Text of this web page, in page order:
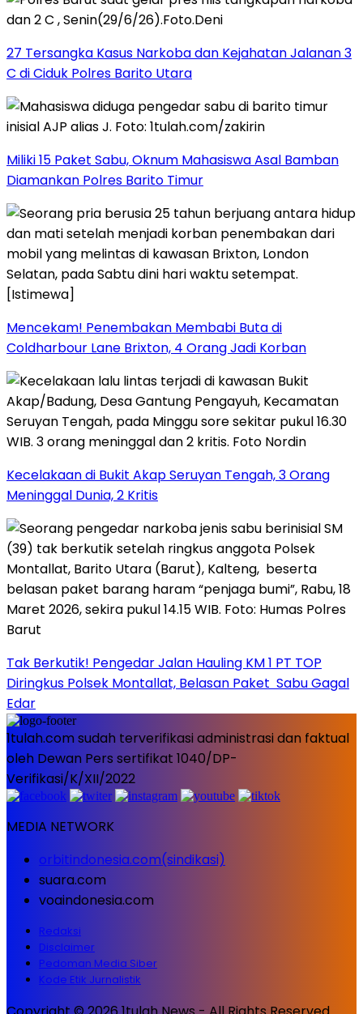
27 Tersangka Kasus Narkoba dan Kejahatan Jalanan 3
C di Ciduk Polres Barito Utara
Miliki 15 Paket Sabu, Oknum Mahasiswa Asal Bamban
Diamankan Polres Barito Timur
Mencekam! Penembakan Membabi Buta di
Coldharbour Lane Brixton, 4 Orang Jadi Korban
Kecelakaan di Bukit Akap Seruyan Tengah, 3 Orang
Meninggal Dunia, 2 Kritis
Tak Berkutik! Pengedar Jalan Hauling KM 1 PT TOP
Diringkus Polsek Montallat, Belasan Paket Sabu Gagal
Edar
1tulah.com sudah terverifikasi administrasi dan faktual
oleh Dewan Pers sertifikat 1040/DP-
Verifikasi/K/XII/2022
MEDIA NETWORK
orbitindonesia.com(sindikasi)
suara.com
voaindonesia.com
Redaksi
Disclaimer
Pedoman Media Siber
Kode Etik Jurnalistik